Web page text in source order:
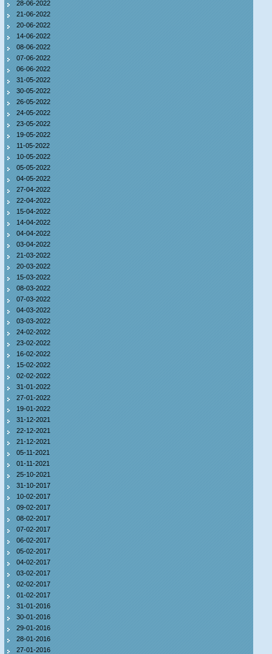
28-06-2022
21-06-2022
20-06-2022
14-06-2022
08-06-2022
07-06-2022
06-06-2022
31-05-2022
30-05-2022
26-05-2022
24-05-2022
23-05-2022
19-05-2022
11-05-2022
10-05-2022
05-05-2022
04-05-2022
27-04-2022
22-04-2022
15-04-2022
14-04-2022
04-04-2022
03-04-2022
21-03-2022
20-03-2022
15-03-2022
08-03-2022
07-03-2022
04-03-2022
03-03-2022
24-02-2022
23-02-2022
16-02-2022
15-02-2022
02-02-2022
31-01-2022
27-01-2022
19-01-2022
31-12-2021
22-12-2021
21-12-2021
05-11-2021
01-11-2021
25-10-2021
31-10-2017
10-02-2017
09-02-2017
08-02-2017
07-02-2017
06-02-2017
05-02-2017
04-02-2017
03-02-2017
02-02-2017
01-02-2017
31-01-2016
30-01-2016
29-01-2016
28-01-2016
27-01-2016